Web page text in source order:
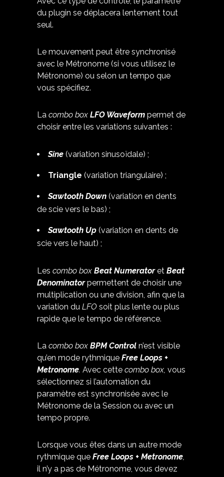
du plugin se déplacera lentement tout
seul.
Le mouvement peut être synchronisé
avec le Métronome (si vous utilisez le
Métronome) ou selon un tempo que
vous spécifiez.
La combo box LFO Waveform permet de
choisir entre les variations suivantes :
Sine (variation sinusoïdale) ;
Triangle (variation triangulaire) ;
Sawtooth Down (variation en dents
de scie vers le bas) ;
Sawtooth Up (variation en dents de
scie vers le haut) ;
Les combo box Beat Numerator et Beat
Denominatorpermettent de choisir une
multiplication ou une division, afin que la
variation du LFO soit plus lente ou plus
rapide que le tempo de référence.
La combo box BPM Control n’est visible
qu’en mode rythmique Free Loops +
Metronome. Avec cette combo box, vous
sélectionnez si l’automation du
paramètre est synchronisée avec le
Métronome de la Session ou avec un
tempo propre.
Lorsque vous êtes dans un autre mode
rythmique que Free Loops + Metronome,
il n’y a pas de Métronome, vous devez